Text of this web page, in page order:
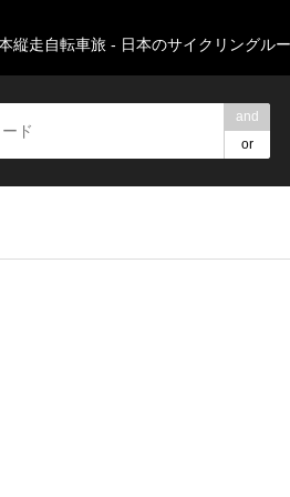
縦走自転車旅 - 日本のサイクリングル
and
or